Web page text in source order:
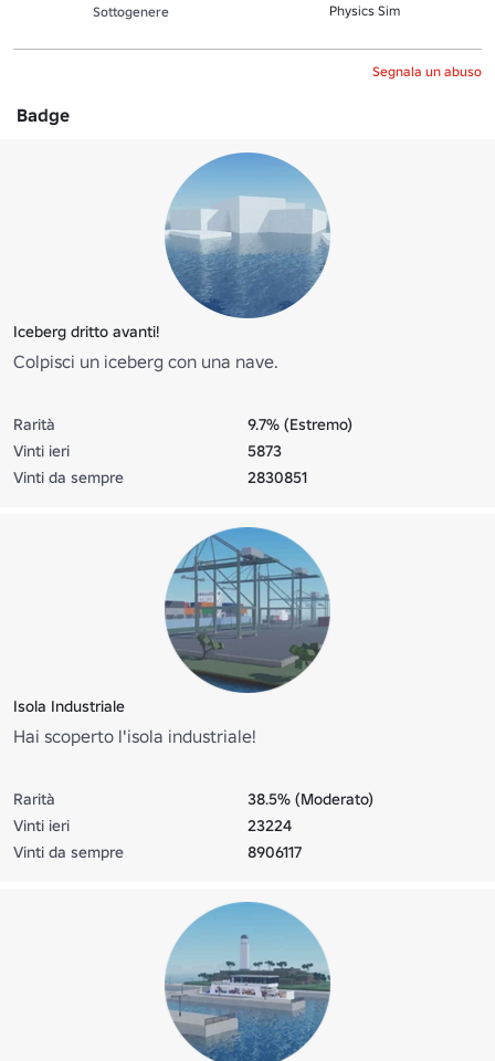
Sottogenere Physics Sim
Segnala un abuso
Badge
Iceberg dritto avanti!
Colpisci un iceberg con una nave.
Rarità
9.7% (Estremo)
Vinti ieri
5873
Vinti da sempre
2830851
Isola Industriale
Hai scoperto l'isola industriale!
Rarità
38.5% (Moderato)
Vinti ieri
23224
Vinti da sempre
8906117